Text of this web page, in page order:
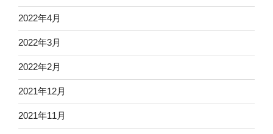
2022年4月
2022年3月
2022年2月
2021年12月
2021年11月